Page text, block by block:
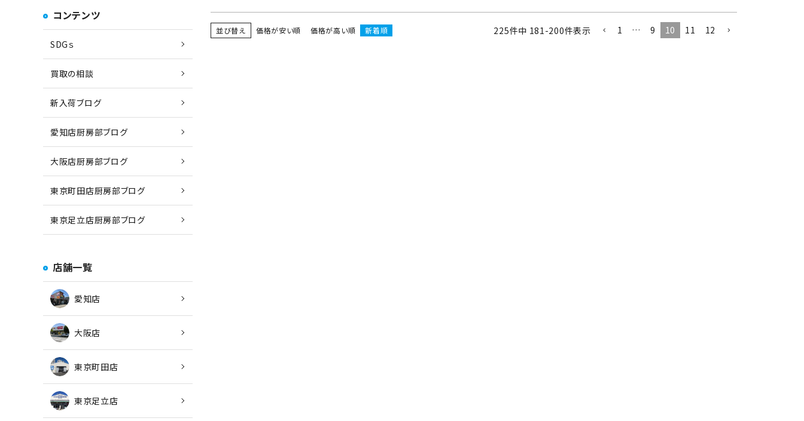
コンテンツ
SDGｓ
買取の相談
新入荷ブログ
愛知店厨房部ブログ
大阪店厨房部ブログ
東京町田店厨房部ブログ
東京足立店厨房部ブログ
店舗一覧
愛知店
大阪店
東京町田店
東京足立店
並び替え 価格が安い順 価格が高い順 新着順 225件中 181 -200件表示 1 … 9 10 11 12